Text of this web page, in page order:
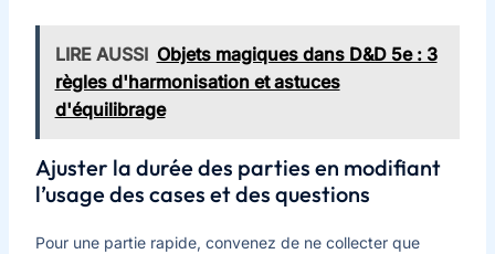
LIRE AUSSI Objets magiques dans D&D 5e : 3
règles d'harmonisation et astuces
d'équilibrage
Ajuster la durée des parties en modifiant
l’usage des cases et des questions
Pour une partie rapide, convenez de ne collecter que